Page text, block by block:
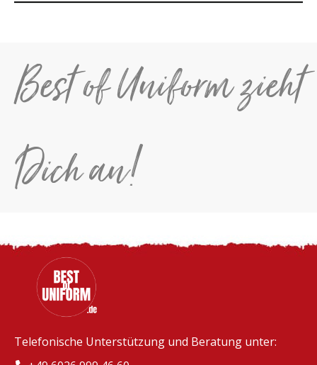
Best of Uniform zieht
Dich an!
Telefonische Unterstützung und Beratung unter: